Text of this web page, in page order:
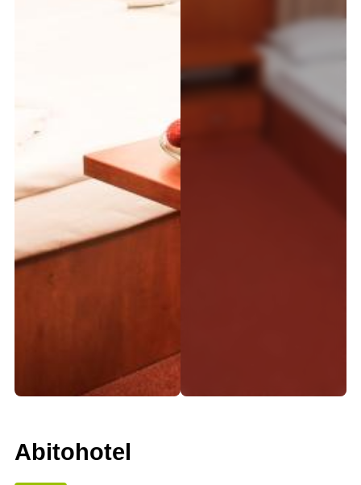
Abitohotel